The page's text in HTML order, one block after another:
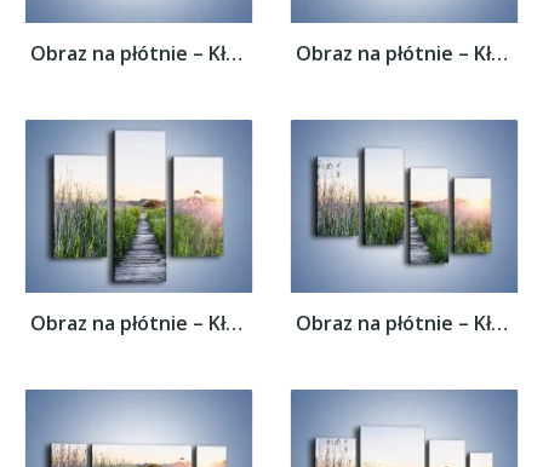
Obraz na płótnie – Kładka wśród mokradeł –... Obraz na płótnie – Kładka wśród mokradeł –...
Obraz na płótnie – Kładka wśród mokradeł –... Obraz na płótnie – Kładka wśród mokradeł –...